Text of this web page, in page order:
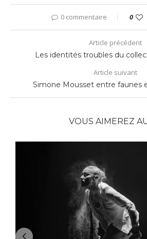
0 commentaire 0
Article précédent
Les identités troubles du
Article suivant
Simone Mousset entre faunes
VOUS AIMEREZ